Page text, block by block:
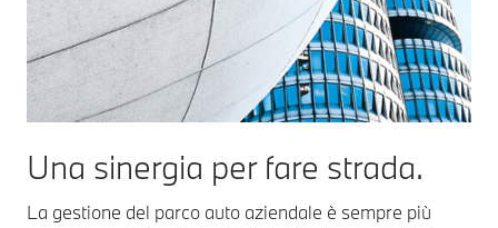
Una sinergia per fare strada.
La gestione del parco auto aziendale è sempre più